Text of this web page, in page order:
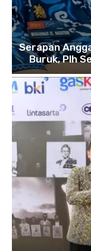
Serapan
Buruk, Plh